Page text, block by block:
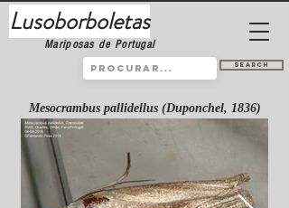
Lusoborboletas
Mariposas de Portugal
Search
Mesocrambus pallidellus (Duponchel, 1836)